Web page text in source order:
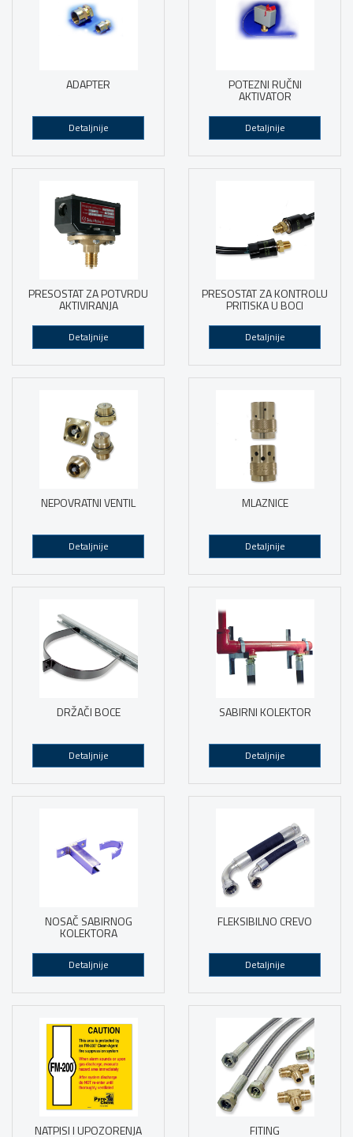
ADAPTER
Detaljnije
POTEZNI RUČNI
AKTIVATOR
Detaljnije
PRESOSTAT ZA POTVRDU
AKTIVIRANJA
Detaljnije
PRESOSTAT ZA KONTROLU
PRITISKA U BOCI
Detaljnije
NEPOVRATNI VENTIL
Detaljnije
MLAZNICE
Detaljnije
DRŽAČI BOCE
Detaljnije
SABIRNI KOLEKTOR
Detaljnije
NOSAČ SABIRNOG
KOLEKTORA
Detaljnije
FLEKSIBILNO CREVO
Detaljnije
NATPISI I UPOZORENJA FITING